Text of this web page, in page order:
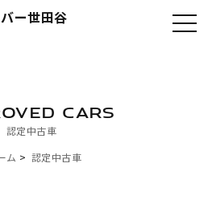
ー世田谷
認定中古車
CARS
ム 認定中古車